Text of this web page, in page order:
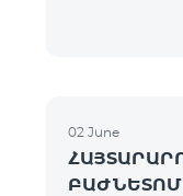
02 June